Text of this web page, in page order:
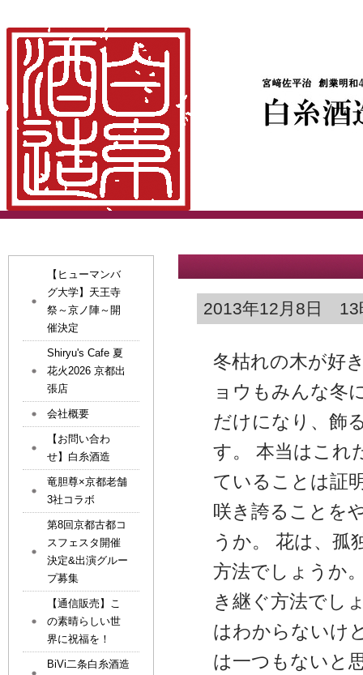
2013年12月8日 13
冬枯れの木が好
ョウもみんな冬
だけになり、飾
す。 本当はこれ
ていることは証
咲き誇ることを
うか。 花は、孤
方法でしょうか
き継ぐ方法でし
はわからないけ
は一つもないと
【ヒューマンバ
グ大学】天王寺
祭～京ノ陣～開
催決定
Shiryu's Cafe 夏
花火2026 京都出
張店
会社概要
【お問い合わ
せ】白糸酒造
竜胆尊×京都老舗
3社コラボ
第8回京都古都コ
スフェスタ開催
決定&出演グルー
プ募集
【通信販売】こ
の素晴らしい世
界に祝福を！
BiVi二条白糸酒造